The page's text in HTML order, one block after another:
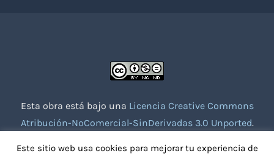
Esta obra está bajo una Licencia Creative Commons
Atribución-NoComercial-SinDerivadas 3.0 Unported.
Este sitio web usa cookies para mejorar tu experiencia de